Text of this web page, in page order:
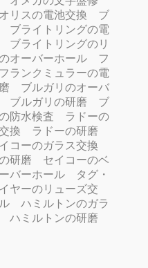
オリスの電池交換
ブ
ブライトリングの電
ブライトリングのリ
オーバーホール
フ
フランクミュラーの電
ブルガリのオーバ
ブルガリの研磨
ブ
防水検査
ラドーの
換
ラドーの研磨
コーのガラス交換
研磨
セイコーのベ
バーホール
タグ・
ヤーのリューズ交
ハミルトンのガラ
ハミルトンの研磨